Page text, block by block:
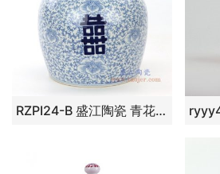
RZPI24-B 盛江陶瓷 青花牡丹缠枝莲纹喜字茶叶罐